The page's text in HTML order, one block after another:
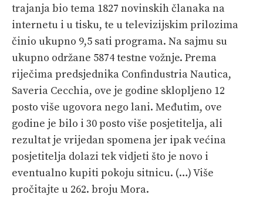
trajanja bio tema 1827 novinskih članaka na
internetu i u tisku, te u televizijskim prilozima
činio ukupno 9,5 sati programa. Na sajmu su
ukupno održane 5874 testne vožnje. Prema
riječima predsjednika Confindustria Nautica,
Saveria Cecchia, ove je godine sklopljeno 12
posto više ugovora nego lani. Međutim, ove
godine je bilo i 30 posto više posjetitelja, ali
rezultat je vrijedan spomena jer ipak većina
posjetitelja dolazi tek vidjeti što je novo i
eventualno kupiti pokoju sitnicu. (…) Više
pročitajte u 262. broju Mora.